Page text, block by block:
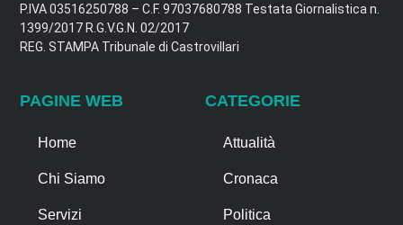
P.IVA 03516250788 – C.F. 97037680788 Testata Giornalistica n.
1399/2017 R.G.V.G.N. 02/2017
REG. STAMPA Tribunale di Castrovillari
PAGINE WEB
Home
Chi Siamo
Servizi
CATEGORIE
Attualità
Cronaca
Politica